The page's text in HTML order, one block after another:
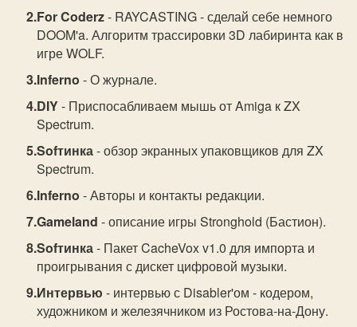
For Coderz- RAYCASTING - сделай себе немного
DOOM'a. Алгоритм трассировки 3D лабиринта как в
игре WOLF.
Inferno - О журнале.
DIY- Приспосабливаем мышь от Amiga к ZX
Spectrum.
Sofтинка- обзор экранных упаковщиков для ZX
Spectrum.
Inferno - Авторы и контакты редакции.
Gameland - описание игры Stronghold (Бастион).
Sofтинка- Пакет CacheVox v1.0 для импорта и
проигрывания с дискет цифровой музыки.
Интервью - интервью с Disabler'ом - кодером,
художником и железячником из Ростова-на-Дону.